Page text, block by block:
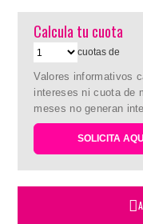
Calcula tu cuota
cuotas de
Valores informativos
intereses ni cuota de
meses no generan
SOLICITA